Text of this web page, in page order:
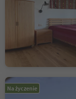
Na życzenie